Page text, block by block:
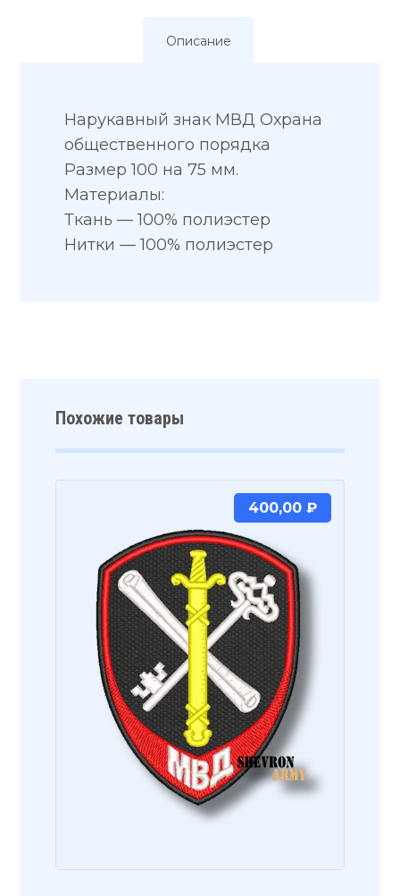
Описание
Нарукавный знак МВД Охрана
общественного порядка
Размер 100 на 75 мм.
Материалы:
Ткань — 100% полиэстер
Нитки — 100% полиэстер
Похожие товары
400,00 ₽